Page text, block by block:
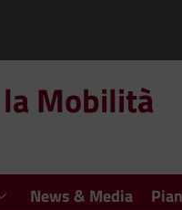
Mobilità
News & Media